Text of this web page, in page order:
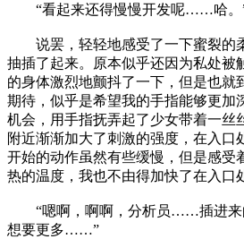
“看起来还得慢慢开发呢……哈。
说罢，轻轻地感受了一下蜜裂的
抽插了起来。原本似乎还因为私处被
的身体激烈地颤抖了一下，但是也就
期待，似乎是希望我的手指能够更加
机会，用手指抚弄起了少女带着一丝
附近渐渐加大了刺激的强度，在入口
开始的动作虽然有些缓慢，但是感受
热的温度，我也不由得加快了在入口
“嗯啊，啊啊，分析员……插进来
想要更多……”